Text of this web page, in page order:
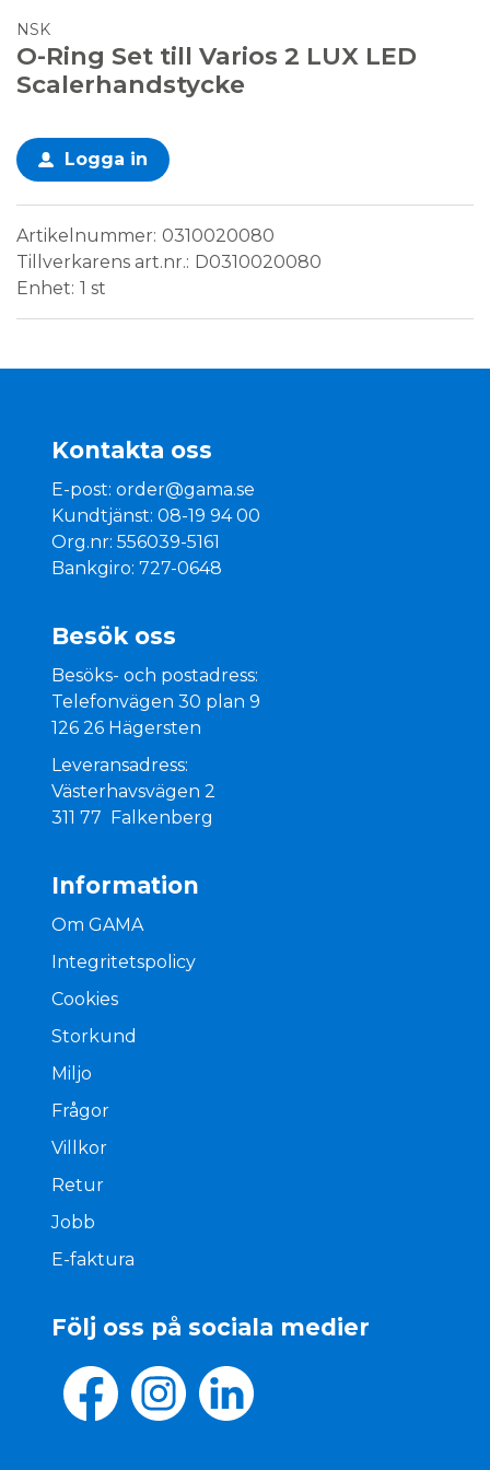
NSK
O-Ring Set till Varios 2 LUX LED
Scalerhandstycke
Logga in
Artikelnummer 0310020080
Tillverkarens art.nr.
D0310020080
Enhet 1 st
Kontakta oss
E-post:order@gama.se
Kundtjänst: 08-19 94 00
Org.nr: 556039-5161
Bankgiro: 727-0648
Besök oss
Besöks- och postadress:
Telefonvägen 30 plan 9
126 26 Hägersten
Leveransadress:
Västerhavsvägen 2
311 77 Falkenberg
Information
Om GAMA
Integritetspolicy
Cookies
Storkund
Miljo
Frågor
Villkor
Retur
Jobb
E-faktura
Följ oss på sociala medier